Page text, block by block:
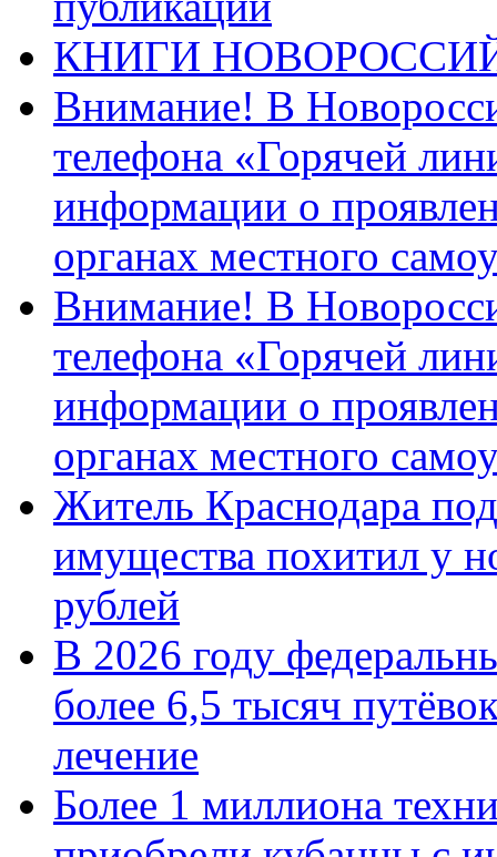
КНИГИ
Внимание! В
телефона «Горячей
информации о
органах местного
Внимание! В
телефона «Горячей
информации о
органах местного
Житель Краснодара
имущества похитил у
рублей
В 2026 году
более 6,5 тысяч
лечение
Более 1 миллиона